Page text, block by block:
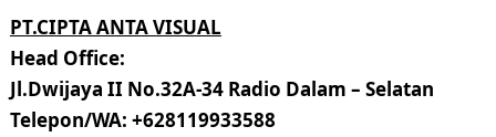
PT.CIPTA ANTA VISUAL
Head Office:
Jl.Dwijaya II No.32A-34 Radio Dalam – Selatan
Telepon/WA: +628119933588